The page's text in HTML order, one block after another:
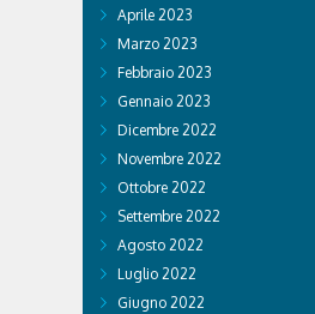
Aprile 2023
Marzo 2023
Febbraio 2023
Gennaio 2023
Dicembre 2022
Novembre 2022
Ottobre 2022
Settembre 2022
Agosto 2022
Luglio 2022
Giugno 2022